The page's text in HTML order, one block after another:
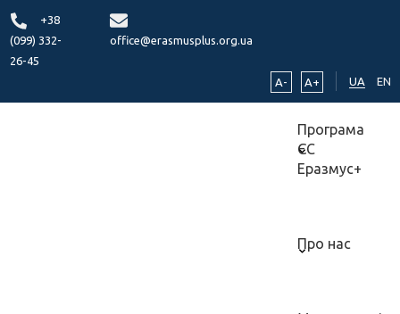
+38
(099) 332-
26-45
office@erasmusplus.org.ua
A- A+ UA EN
Програма
ЄС
Еразмус+
Про нас